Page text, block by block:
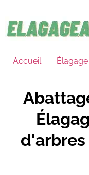
Accueil Élagage